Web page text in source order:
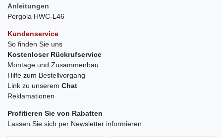
Anleitungen
Pergola HWC-L46
Kundenservice
So finden Sie uns
Kostenloser Rückrufservice
Montage und Zusammenbau
Hilfe zum Bestellvorgang
Link zu unserem Chat
Reklamationen
Profitieren Sie von Rabatten
Lassen Sie sich per Newsletter informieren